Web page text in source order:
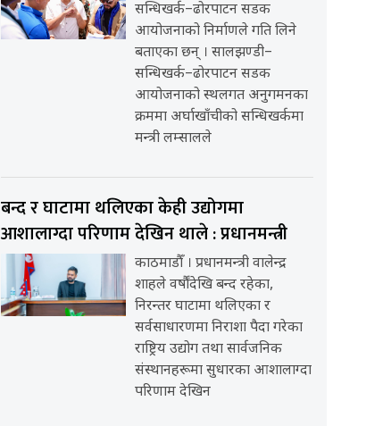
सन्धिखर्क–ढोरपाटन सडक
आयोजनाको निर्माणले गति लिने
बताएका छन् । सालझण्डी–
सन्धिखर्क–ढोरपाटन सडक
आयोजनाको स्थलगत अनुगमनका
क्रममा अर्घाखाँचीको सन्धिखर्कमा
मन्त्री लम्सालले
बन्द र घाटामा थलिएका केही उद्योगमा
आशालाग्दा परिणाम देखिन थाले : प्रधानमन्त्री
काठमाडौँ । प्रधानमन्त्री वालेन्द्र
शाहले वर्षौंदेखि बन्द रहेका,
निरन्तर घाटामा थलिएका र
सर्वसाधारणमा निराशा पैदा गरेका
राष्ट्रिय उद्योग तथा सार्वजनिक
संस्थानहरूमा सुधारका आशालाग्दा
परिणाम देखिन